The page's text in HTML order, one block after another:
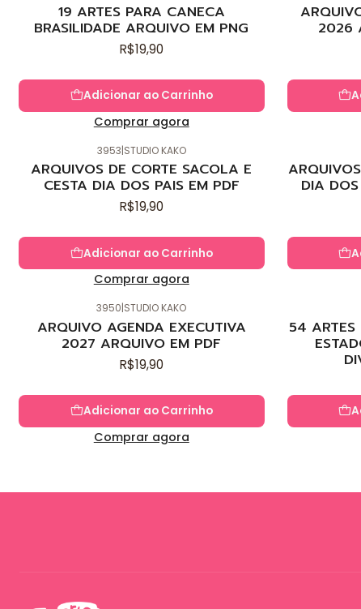
19 ARTES PARA CANECA
BRASILIDADE ARQUIVO EM PNG
R$19,90
Adicionar ao Carrinho
Comprar agora
2026
3953|STUDIO KAKO
ARQUIVOS DE CORTE SACOLA E
CESTA DIA DOS PAIS EM PDF
R$19,90
Adicionar ao Carrinho
Comprar agora
DIA
3950|STUDIO KAKO
ARQUIVO AGENDA EXECUTIVA
2027 ARQUIVO EM PDF
R$19,90
Adicionar ao Carrinho
Comprar agora
54 ARTES